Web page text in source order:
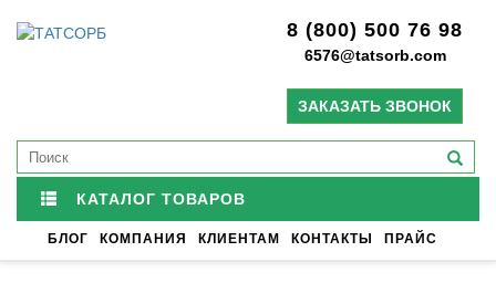
8 (800) 500 76 98
6576@tatsorb.com
ЗАКАЗАТЬ ЗВОНОК
КАТАЛОГ ТОВАРОВ
БЛОГ КОМПАНИЯ КЛИЕНТАМ КОНТАКТЫ ПРАЙС